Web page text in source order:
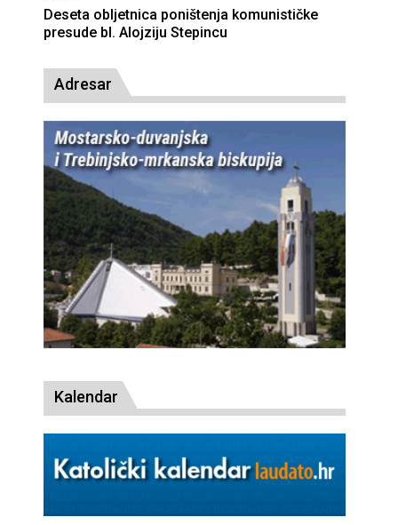
Deseta obljetnica poništenja komunističke
presude bl. Alojziju Stepincu
Adresar
Kalendar